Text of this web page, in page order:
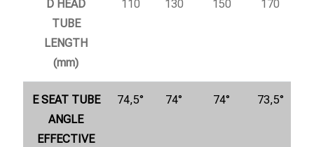
D HEAD
TUBE
LENGTH
(mm)
110 130 150 170
E SEAT TUBE
ANGLE
EFFECTIVE
74,5° 74° 74° 73,5°